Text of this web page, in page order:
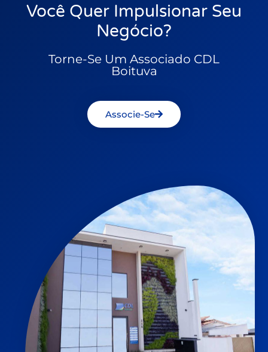
Você Quer Impulsionar Seu
Negócio?
Torne-Se Um Associado CDL
Boituva
Associe-Se